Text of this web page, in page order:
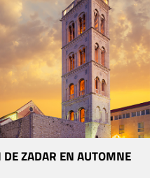
ZADAR EN AUTOMNE